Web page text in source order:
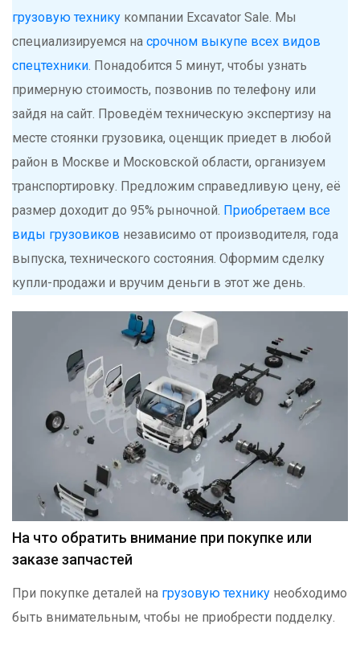
грузовую технику компании Excavator Sale. Мы
специализируемся на срочном выкупе всех видов
спецтехники. Понадобится 5 минут, чтобы узнать
примерную стоимость, позвонив по телефону или
зайдя на сайт. Проведём техническую экспертизу на
месте стоянки грузовика, оценщик приедет в любой
район в Москве и Московской области, организуем
транспортировку. Предложим справедливую цену, её
размер доходит до 95% рыночной. Приобретаем все
виды грузовиков независимо от производителя, года
выпуска, технического состояния. Оформим сделку
купли-продажи и вручим деньги в этот же день.
На что обратить внимание при покупке или
заказе запчастей
При покупке деталей на грузовую технику необходимо
быть внимательным, чтобы не приобрести подделку.